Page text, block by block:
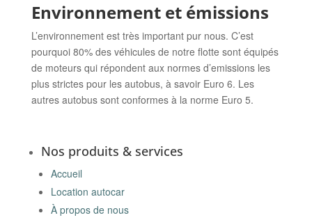
Environnement et émissions
L’environnement est très important pur nous. C’est
pourquoi 80% des véhicules de notre flotte sont équipés
de moteurs qui répondent aux normes d’emissions les
plus strictes pour les autobus, à savoir Euro 6. Les
autres autobus sont conformes à la norme Euro 5.
Nos produits & services
Accueil
Location autocar
À propos de nous